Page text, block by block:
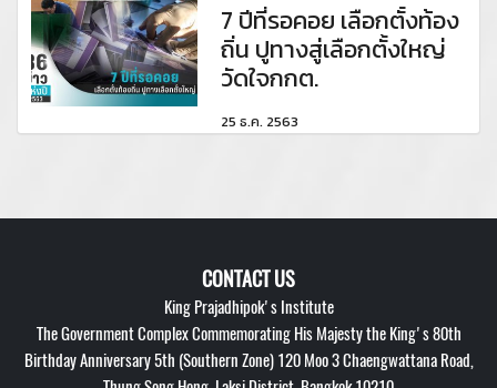
7 ปีที่รอคอย เลือกตั้งท้อง
ถิ่น ปูทางสู่เลือกตั้งใหญ่
วัดใจกกต.
25 ธ.ค. 2563
CONTACT US
King Prajadhipok's Institute
The Government Complex Commemorating His Majesty the King's 80th
Birthday Anniversary 5th (Southern Zone) 120 Moo 3 Chaengwattana Road,